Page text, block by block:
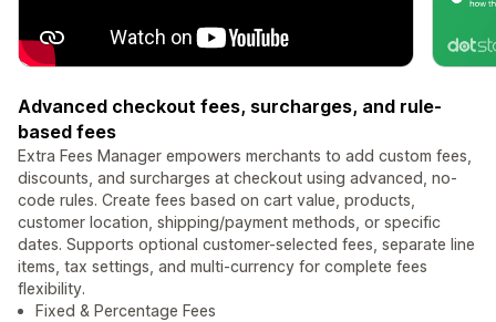
Advanced checkout fees, surcharges, and rule-
based fees
Extra Fees Manager empowers merchants to add custom fees,
discounts, and surcharges at checkout using advanced, no-
code rules. Create fees based on cart value, products,
customer location, shipping/payment methods, or specific
dates. Supports optional customer-selected fees, separate line
items, tax settings, and multi-currency for complete fees
flexibility.
Fixed & Percentage Fees